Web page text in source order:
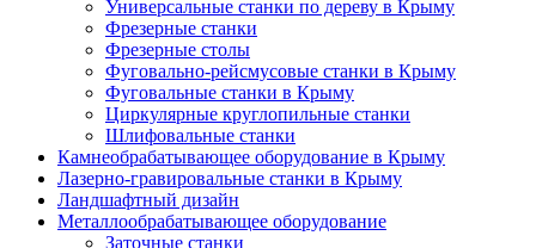
Универсальные станки по дереву в Крыму
Фрезерные станки
Фрезерные столы
Фуговально-рейсмусовые станки в Крыму
Фуговальные станки в Крыму
Циркулярные круглопильные станки
Шлифовальные станки
Камнеобрабатывающее оборудование в Крыму
Лазерно-гравировальные станки в Крыму
Ландшафтный дизайн
Металлообрабатывающее оборудование
Заточные станки